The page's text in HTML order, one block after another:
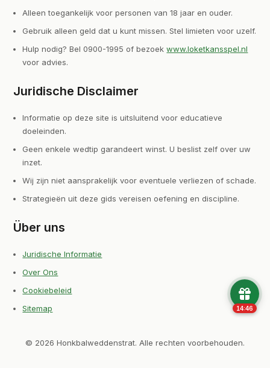
Alleen toegankelijk voor personen van 18 jaar en ouder.
Gebruik alleen geld dat u kunt missen. Stel limieten voor uzelf.
Hulp nodig? Bel 0900-1995 of bezoekwww.loketkansspel.nl
voor advies.
Juridische Disclaimer
Informatie op deze site is uitsluitend voor educatieve
doeleinden.
Geen enkele wedtip garandeert winst. U beslist zelf over uw
inzet.
Wij zijn niet aansprakelijk voor eventuele verliezen of schade.
Strategieën uit deze gids vereisen oefening en discipline.
Über uns
Juridische Informatie
Over Ons
Cookiebeleid
Sitemap
© 2026 Honkbalweddenstrat. Alle rechten voorbehouden.
14:45